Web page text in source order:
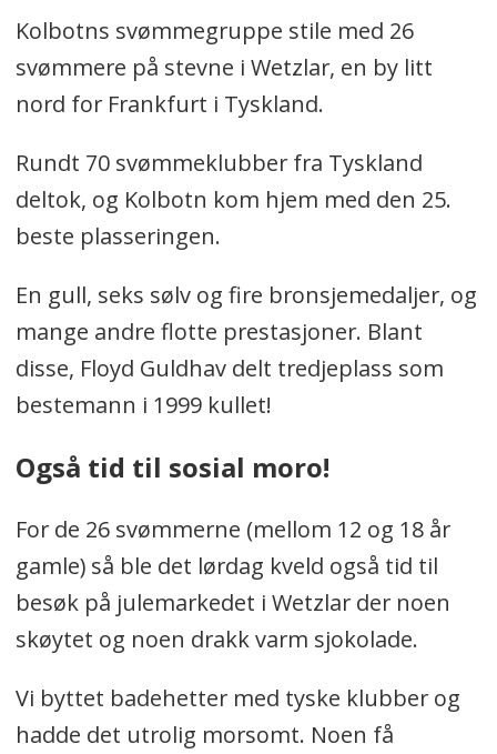
Kolbotns svømmegruppe stile med 26
svømmere på stevne i Wetzlar, en by litt
nord for Frankfurt i Tyskland.
Rundt 70 svømmeklubber fra Tyskland
deltok, og Kolbotn kom hjem med den 25.
beste plasseringen.
En gull, seks sølv og fire bronsjemedaljer, og
mange andre flotte prestasjoner. Blant
disse, Floyd Guldhav delt tredjeplass som
bestemann i 1999 kullet!
Også tid til sosial moro!
For de 26 svømmerne (mellom 12 og 18 år
gamle) så ble det lørdag kveld også tid til
besøk på julemarkedet i Wetzlar der noen
skøytet og noen drakk varm sjokolade.
Vi byttet badehetter med tyske klubber og
hadde det utrolig morsomt. Noen få